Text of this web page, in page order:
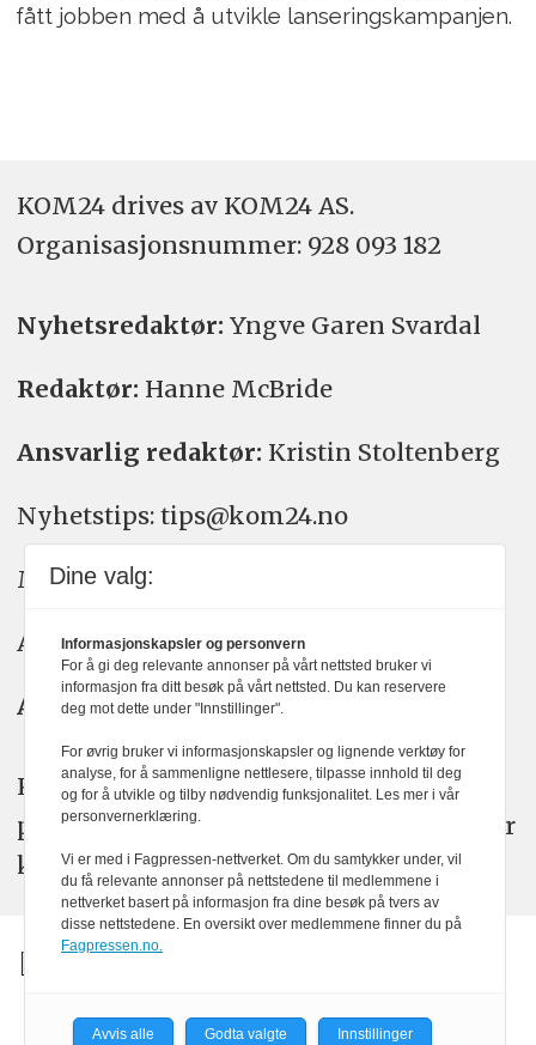
fått jobben med å utvikle lanseringskampanjen.
KOM24 drives av KOM24 AS.
Organisasjons­nummer: 928 093 182
Nyhetsredaktør: Yngve Garen Svardal
Redaktør: Hanne McBride
Ansvarlig redaktør: Kristin Stoltenberg
Nyhetstips: tips@kom24.no
Meninger: meninger@kom24.no
Annonse: annonse@watchmedia.no
Abonnement:kom24@watchmedia.no
KOM24 arbeider etter Vær Varsom-
plakatens regler for god presseskikk. Her
kan du lese mer omPFUsarbeid.
Dine valg:
Informasjonskapsler og personvern
For å gi deg relevante annonser på vårt nettsted bruker vi
informasjon fra ditt besøk på vårt nettsted. Du kan reservere
deg mot dette under "Innstillinger".
For øvrig bruker vi informasjonskapsler og lignende verktøy for
analyse, for å sammenligne nettlesere, tilpasse innhold til deg
og for å utvikle og tilby nødvendig funksjonalitet. Les mer i vår
personvernerklæring.
Vi er med i Fagpressen-nettverket. Om du samtykker under, vil
du få relevante annonser på nettstedene til medlemmene i
nettverket basert på informasjon fra dine besøk på tvers av
disse nettstedene. En oversikt over medlemmene finner du på
Fagpressen.no.
Avvis alle Godta valgte Innstillinger